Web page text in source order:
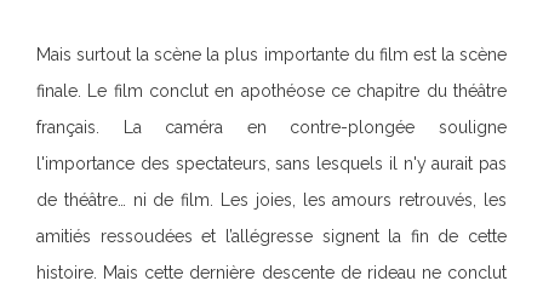
Mais surtout la scène la plus importante du film est la scène
finale. Le film conclut en apothéose ce chapitre du théâtre
français. La caméra en contre-plongée souligne
l'importance des spectateurs, sans lesquels il n'y aurait pas
de théâtre… ni de film. Les joies, les amours retrouvés, les
amitiés ressoudées et l’allégresse signent la fin de cette
histoire. Mais cette dernière descente de rideau ne conclut